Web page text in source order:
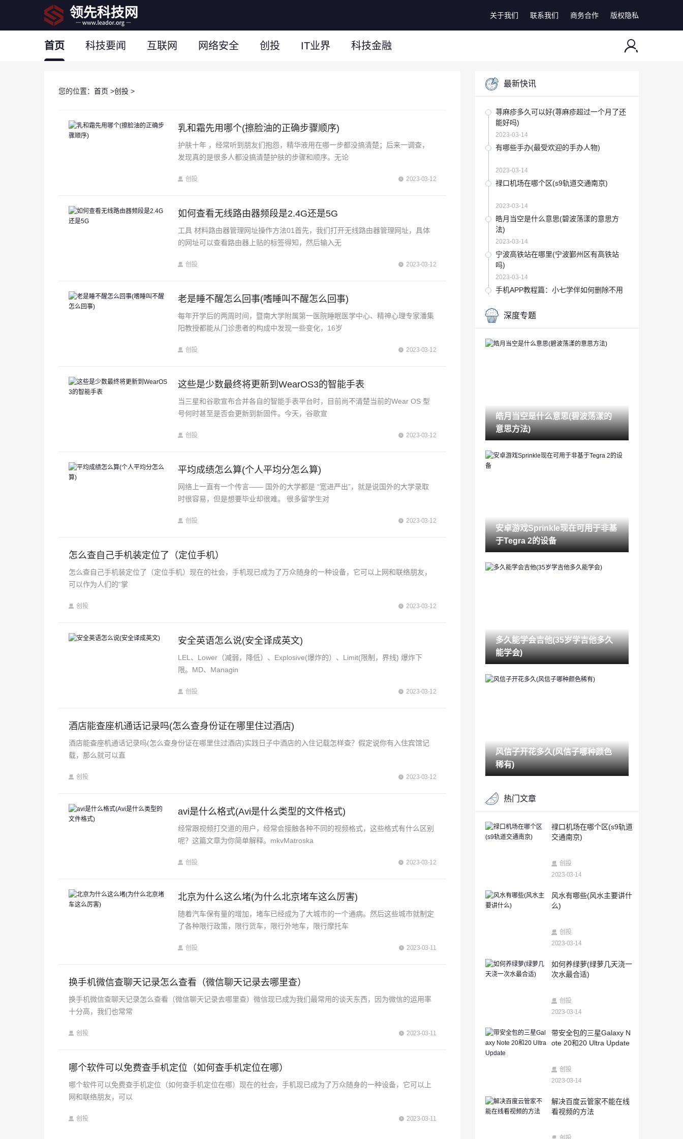
关于我们 联系我们 商务合作 版权隐私
首页 科技要闻 互联网 网络安全 创投 IT业界 科技金融
您的位置： 首页 >创投 >
乳和霜先用哪个(擦脸油的正确步骤顺序)
护肤十年 ，经常听到朋友们抱怨，精华液用在哪一步都没搞清楚；后来一调查，
发现真的是很多人都没搞清楚护肤的步骤和顺序。无论
创投 2023-03-12
如何查看无线路由器频段是2.4G还是5G
工具 材料路由器管理网址操作方法01首先，我们打开无线路由器管理网址，具体
的网址可以查看路由器上贴的标签得知，然后输入无
创投 2023-03-12
老是睡不醒怎么回事(嗜睡叫不醒怎么回事)
每年开学后的两周时间，暨南大学附属第一医院睡眠医学中心、精神心理专家潘集
阳教授都能从门诊患者的构成中发现一些变化，16岁
创投 2023-03-12
这些是少数最终将更新到WearOS3的智能手表
当三星和谷歌宣布合并各自的智能手表平台时，目前尚不清楚当前的Wear OS 型
号何时甚至是否会更新到新固件。今天，谷歌宣
创投 2023-03-12
平均成绩怎么算(个人平均分怎么算)
网络上一直有一个传言—— 国外的大学都是 “宽进严出”，就是说国外的大学录取
时很容易，但是想要毕业却很难。 很多留学生对
创投 2023-03-12
怎么查自己手机装定位了（定位手机）
怎么查自己手机装定位了（定位手机）现在的社会，手机现已成为了万众随身的一种设备，它可以上网和联络朋友，
可以作为人们的“掌
创投 2023-03-12
安全英语怎么说(安全译成英文)
LEL、Lower（减弱，降低）、Explosive(爆炸的）、Limit(限制，界线) 爆炸下
限。MD、Managin
创投 2023-03-12
酒店能查座机通话记录吗(怎么查身份证在哪里住过酒店)
酒店能查座机通话记录吗(怎么查身份证在哪里住过酒店)实践日子中酒店的入住记载怎样查？假定说你有入住宾馆记
载，那么就可以直
创投 2023-03-12
avi是什么格式(Avi是什么类型的文件格式)
经常跟视频打交道的用户，经常会接触各种不同的视频格式，这些格式有什么区别
呢？这篇文章为你简单解释。mkvMatroska
创投 2023-03-12
北京为什么这么堵(为什么北京堵车这么厉害)
随着汽车保有量的增加，堵车已经成为了大城市的一个通病。然后这些城市就制定
了各种限行政策，限行货车，限行外地车，限行摩托车
创投 2023-03-11
换手机微信查聊天记录怎么查看（微信聊天记录去哪里查）
换手机微信查聊天记录怎么查看（微信聊天记录去哪里查）微信现已成为我们最常用的谈天东西，因为微信的运用率
十分高，我们也常常
创投 2023-03-11
哪个软件可以免费查手机定位（如何查手机定位在哪）
哪个软件可以免费查手机定位（如何查手机定位在哪）现在的社会，手机现已成为了万众随身的一种设备，它可以上
网和联络朋友，可以
创投 2023-03-11
最新快讯
荨麻疹多久可以好(荨麻疹超过一个月了还
能好吗)
2023-03-14
有哪些手办(最受欢迎的手办人物)
2023-03-14
禄口机场在哪个区(s9轨道交通南京)
2023-03-14
皓月当空是什么意思(碧波荡漾的意思方
法)
2023-03-14
宁波高铁站在哪里(宁波鄞州区有高铁站
吗)
2023-03-14
手机APP教程篇：小七学伴如何删除不用
2023-03-14
2023-03-14
有)
2023-03-14
app如何赚钱(玩手机赚钱最快的软件)
2023-03-14
2023-03-14
苹果怎么查手机被定位吗（如何查找我的i
phone位置）
2023-03-14
交流平台有哪些(社交软件起名字)
如何养绿萝(绿萝几天浇一次水最合适)
被删除的聊天记录可以恢复吗（手机聊天
记录删除了还能恢复吗）
2023-03-14
开过的房）
对方手机关机怎么查定位追踪（已关机的
手机如何定位找到人）
安卓游戏Sprinkle现在可用于非基于Tegra
峨眉山金顶海拔多少米(峨眉山金顶住宿一
晚上多少钱)
新股怎么打(新股申购条件和步骤)
安卓系统怎么查已删除的微信聊天记录
（咋查微信删除的聊天记录）
带安全包的三星Galaxy Note 20和20 Ultra
科技快讯：小米发布九号卡丁车Pro兰博基
尼汽车定制版售价9999元
RUZero游戏包和陀螺仪玩家欢喜
抖音里面查微信聊天记录的方法（微信聊
深度专题
皓月当空是什么意思(碧波荡漾的
意思方法)
安卓游戏Sprinkle现在可用于非基
于Tegra 2的设备
多久能学会吉他(35岁学吉他多久
能学会)
风信子开花多久(风信子哪种颜色
稀有)
热门文章
禄口机场在哪个区(s9轨道
交通南京)
创投
2023-03-14
风水有哪些(风水主要讲什
么)
创投
2023-03-14
如何养绿萝(绿萝几天浇一
次水最合适)
创投
2023-03-14
带安全包的三星Galaxy N
ote 20和20 Ultra Update
创投
2023-03-14
解决百度云管家不能在线
看视频的方法